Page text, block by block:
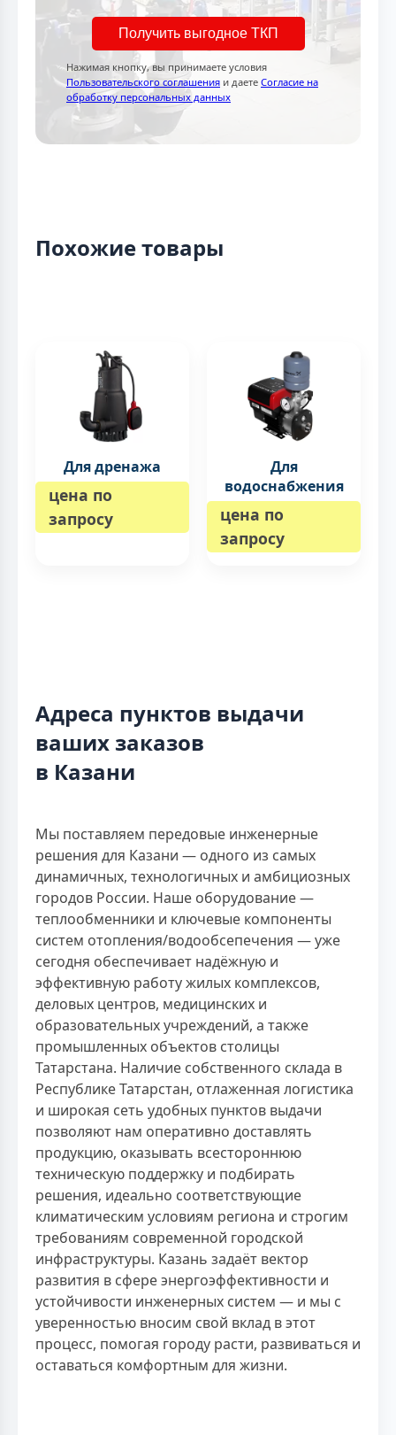
Получить выгодное ТКП
Нажимая кнопку, вы принимаете условия
Пользовательского соглашения и даете Согласие на
обработку персональных данных
Похожие товары
Для дренажа
цена по
запросу
Для
водоснабжения
цена по
запросу
Адреса пунктов выдачи
ваших заказов
в Казани
Мы поставляем передовые инженерные
решения для Казани — одного из самых
динамичных, технологичных и амбициозных
городов России. Наше оборудование —
теплообменники и ключевые компоненты
систем отопления/водообсепечения — уже
сегодня обеспечивает надёжную и
эффективную работу жилых комплексов,
деловых центров, медицинских и
образовательных учреждений, а также
промышленных объектов столицы
Татарстана. Наличие собственного склада в
Республике Татарстан, отлаженная логистика
и широкая сеть удобных пунктов выдачи
позволяют нам оперативно доставлять
продукцию, оказывать всестороннюю
техническую поддержку и подбирать
решения, идеально соответствующие
климатическим условиям региона и строгим
требованиям современной городской
инфраструктуры. Казань задаёт вектор
развития в сфере энергоэффективности и
устойчивости инженерных систем — и мы с
уверенностью вносим свой вклад в этот
процесс, помогая городу расти, развиваться и
оставаться комфортным для жизни.